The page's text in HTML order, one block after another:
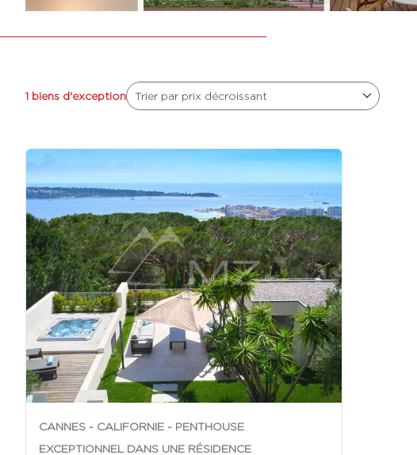
1 biens d'exception Trier par prix décroissant
CANNES - CALIFORNIE - PENTHOUSE
EXCEPTIONNEL DANS UNE RÉSIDENCE